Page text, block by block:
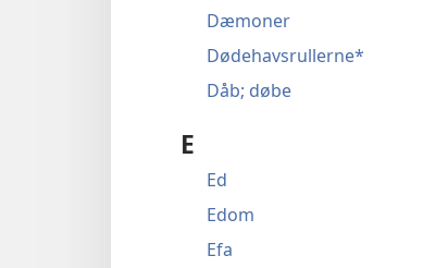
Dæmoner
Dødehavsrullerne*
Dåb; døbe
E
Ed
Edom
Efa